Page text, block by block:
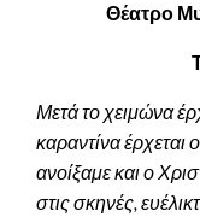
Θέατρο
Μετά το χειμώνα
καραντίνα έρχεται
ανοίξαμε και ο
στις σκηνές,